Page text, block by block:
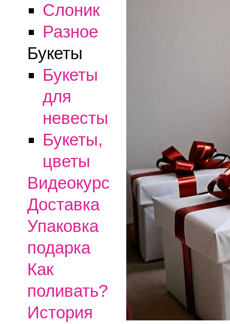
Слоник
Разное
Букеты
Букеты
для
невесты
Букеты,
цветы
Видеокурс
Доставка
Упаковка
подарка
Как
поливать?
История